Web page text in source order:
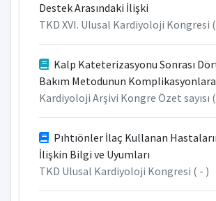
Destek Arasındaki İlişki
TKD XVI. Ulusal Kardiyoloji Kongresi
Kalp Kateterizasyonu Sonrası
Bakım Metodunun
Kardiyoloji Arşivi Kongre Özet sayısı
Pıhtıönler İlaç Kullanan
İlişkin Bilgi ve Uyumları
TKD Ulusal Kardiyoloji Kongresi ( - )